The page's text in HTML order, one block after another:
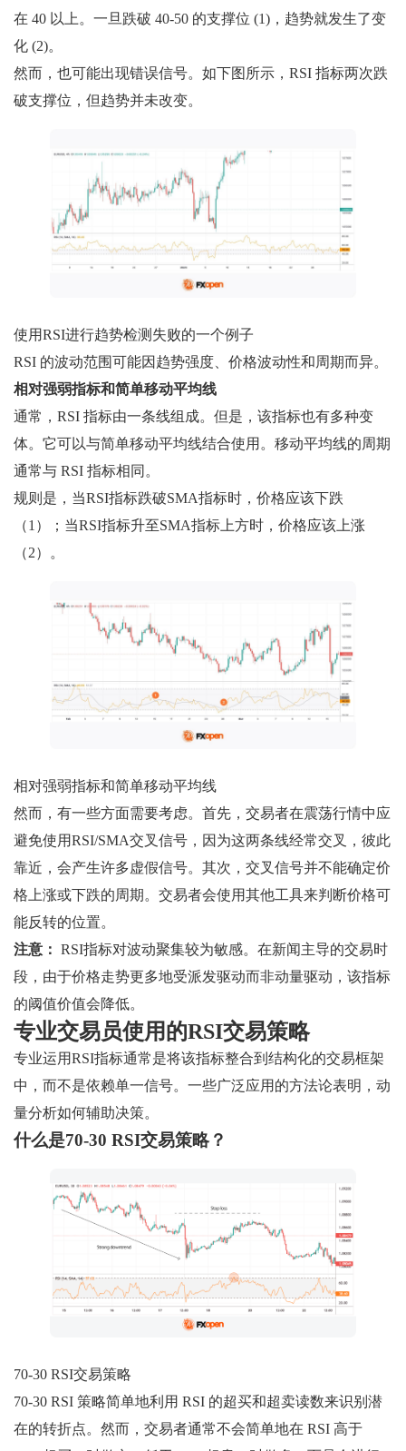
在 40 以上。一旦跌破 40-50 的支撑位 (1)，趋势就发生了变
化 (2)。
然而，也可能出现错误信号。如下图所示，RSI 指标两次跌
破支撑位，但趋势并未改变。
使用RSI进行趋势检测失败的一个例子
RSI 的波动范围可能因趋势强度、价格波动性和周期而异。
相对强弱指标和简单移动平均线
通常，RSI 指标由一条线组成。但是，该指标也有多种变
体。它可以与简单移动平均线结合使用。移动平均线的周期
通常与 RSI 指标相同。
规则是，当RSI指标跌破SMA指标时，价格应该下跌
（1）；当RSI指标升至SMA指标上方时，价格应该上涨
（2）。
相对强弱指标和简单移动平均线
然而，有一些方面需要考虑。首先，交易者在震荡行情中应
避免使用RSI/SMA交叉信号，因为这两条线经常交叉，彼此
靠近，会产生许多虚假信号。其次，交叉信号并不能确定价
格上涨或下跌的周期。交易者会使用其他工具来判断价格可
能反转的位置。
注意： RSI指标对波动聚集较为敏感。在新闻主导的交易时
段，由于价格走势更多地受派发驱动而非动量驱动，该指标
的阈值价值会降低。
专业交易员使用的RSI交易策略
专业运用RSI指标通常是将该指标整合到结构化的交易框架
中，而不是依赖单一信号。一些广泛应用的方法论表明，动
量分析如何辅助决策。
什么是70-30 RSI交易策略？
70-30 RSI交易策略
70-30 RSI 策略简单地利用 RSI 的超买和超卖读数来识别潜
在的转折点。然而，交易者通常不会简单地在 RSI 高于